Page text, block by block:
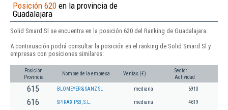
Posición 620 en la provincia de
Guadalajara
Solid Smard Sl se encuentra en la posición 620 del Ranking de Guadalajara.
A continuación podrá consultar la posición en el ranking de Solid Smard Sl y
empresas con posiciones similares:
Posición
Provincia
Nombre de la empresa Ventas (€)
Sector
Actividad
615 BLOMEYER & SANZ SL mediana 6910
616 SPIRAX PS3, S.L. mediana 4619